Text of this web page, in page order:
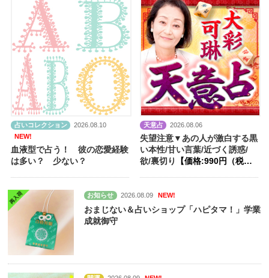
占いコレクション
2026.08.10
NEW!
血液型で占う！ 彼の恋愛経験
は多い？ 少ない？
天意占 2026.08.06
失望注意▼あの人が激白する黒
い本性/甘い言葉/近づく誘惑/
欲/裏切り
【価格:990円（税
お知らせ 2026.08.09 NEW!
おまじない＆占いショップ「ハピタマ！」学業
成就御守